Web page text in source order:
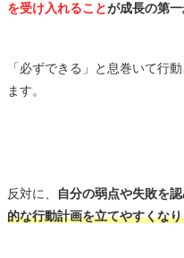
を受け入れることが成長の第
「必ずできる」と息巻いて行
ます。
反対に、 自分の弱点や失敗を
的な行動計画を立てやすくな